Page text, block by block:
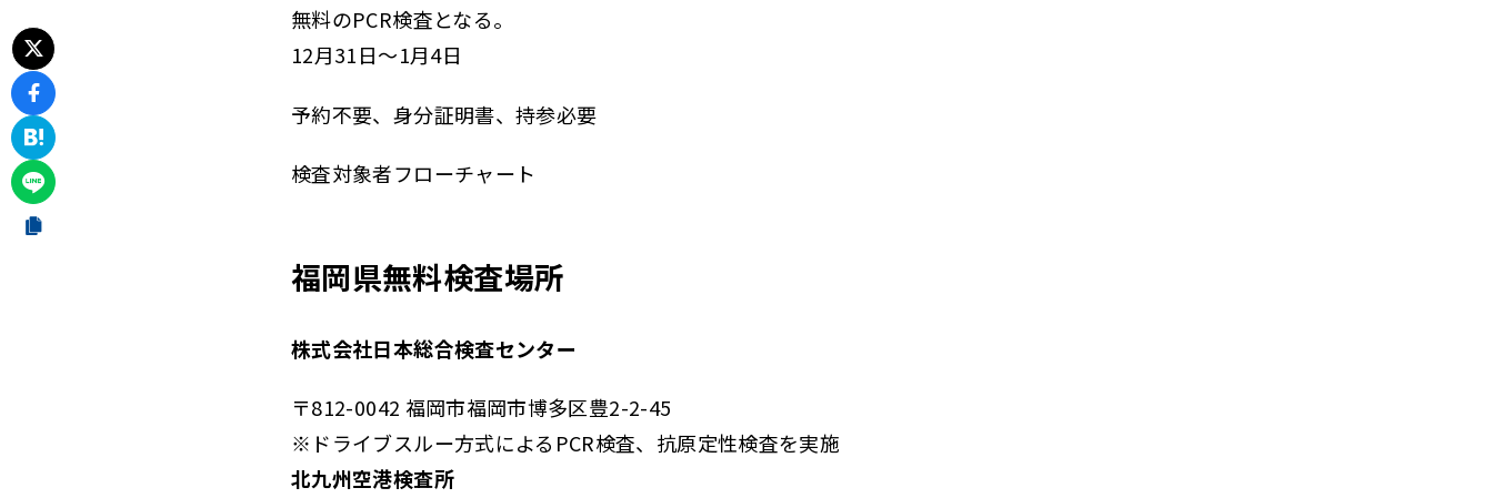
無料のPCR検査となる。
12月31日～1月4日
予約不要、身分証明書、持参必要
検査対象者フローチャート
福岡県無料検査場所
株式会社日本総合検査センター
〒812-0042 福岡市福岡市博多区豊2-2-45
※ドライブスルー方式によるPCR検査、抗原定性検査を実施
北九州空港検査所